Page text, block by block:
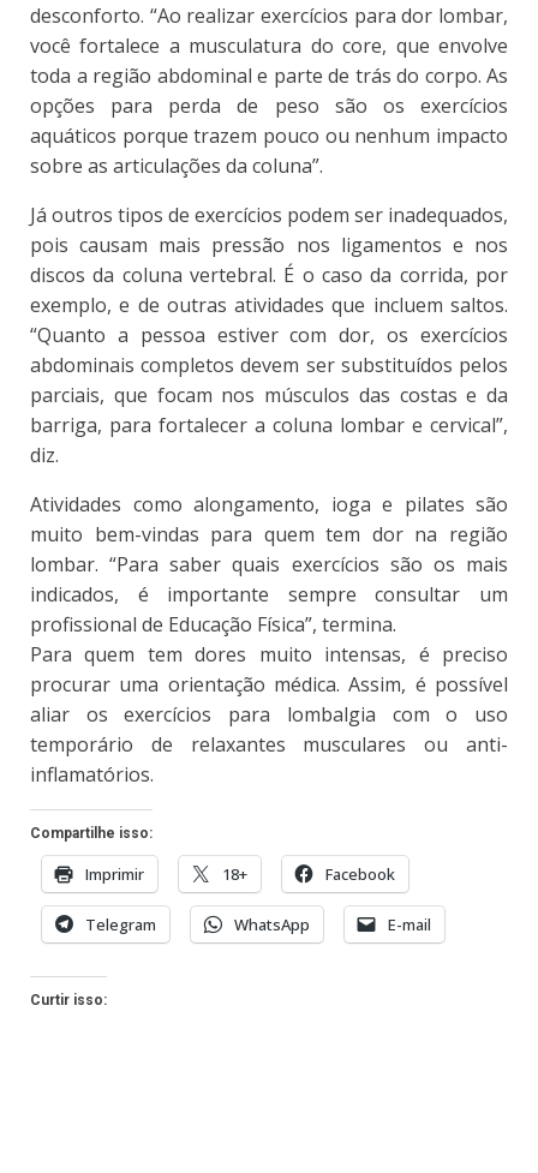
desconforto. “Ao realizar exercícios para dor lombar,
você fortalece a musculatura do core, que envolve
toda a região abdominal e parte de trás do corpo. As
opções para perda de peso são os exercícios
aquáticos porque trazem pouco ou nenhum impacto
sobre as articulações da coluna”.
Já outros tipos de exercícios podem ser inadequados,
pois causam mais pressão nos ligamentos e nos
discos da coluna vertebral. É o caso da corrida, por
exemplo, e de outras atividades que incluem saltos.
“Quanto a pessoa estiver com dor, os exercícios
abdominais completos devem ser substituídos pelos
parciais, que focam nos músculos das costas e da
barriga, para fortalecer a coluna lombar e cervical”,
diz.
Atividades como alongamento, ioga e pilates são
muito bem-vindas para quem tem dor na região
lombar. “Para saber quais exercícios são os mais
indicados, é importante sempre consultar um
profissional de Educação Física”, termina.
Para quem tem dores muito intensas, é preciso
procurar uma orientação médica. Assim, é possível
aliar os exercícios para lombalgia com o uso
temporário de relaxantes musculares ou anti-
inflamatórios.
Compartilhe isso:
Imprimir 18+ Facebook
Telegram WhatsApp E-mail
Curtir isso: